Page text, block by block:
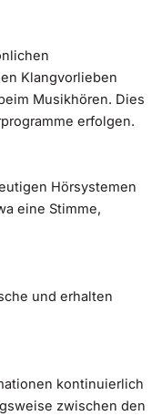
Klangvorlieben
Musikhören. Dies
erfolgen.
Hörsystemen
eine Stimme,
und erhalten
kontinuierlich
zwischen den